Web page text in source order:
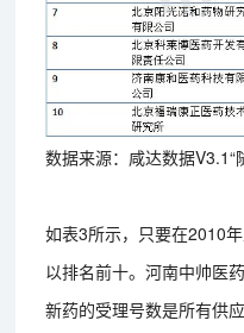
数据来源：咸达数据
如表3所示，只要在2010
以排名前十。河南中帅医
新药的受理号数是所有供